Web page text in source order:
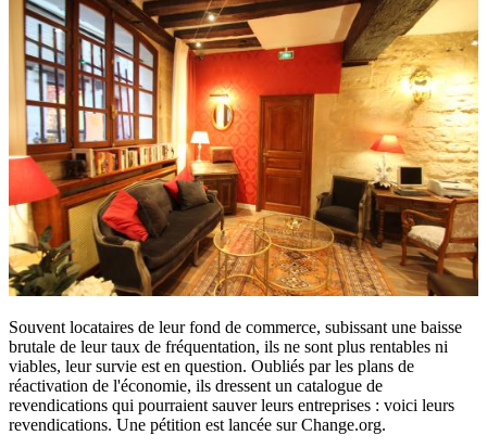
Souvent locataires de leur fond de commerce, subissant une baisse
brutale de leur taux de fréquentation, ils ne sont plus rentables ni
viables, leur survie est en question. Oubliés par les plans de
réactivation de l'économie, ils dressent un catalogue de
revendications qui pourraient sauver leurs entreprises : voici leurs
revendications. Une pétition est lancée sur Change.org.